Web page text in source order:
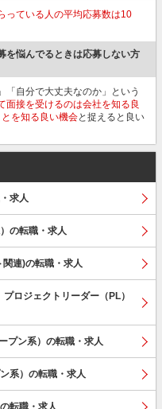
っている人の平均応募数は10
を悩んでるときは応募しない方
「自分で大丈夫なのか」という
面接を受けるのは会社を知る良
を知る良い機会と捉えると良い
求人
の転職・求人
連)の転職・求人
ロジェクトリーダー（PL）
プン系）の転職・求人
系）の転職・求人
転職・求人